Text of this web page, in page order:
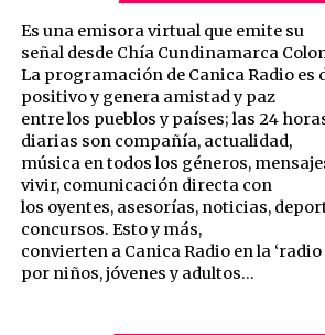
Es una emisora virtual que emite su
señal desde Chía Cundinamarca
La programación de Canica Radio es
positivo y genera amistad y paz
entre los pueblos y países; las 24
diarias son compañía, actualidad,
música en todos los géneros,
vivir, comunicación directa con
los oyentes, asesorías, noticias,
concursos. Esto y más,
convierten a Canica Radio en la
por niños, jóvenes y adultos…